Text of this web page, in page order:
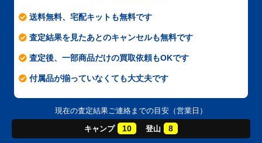
送料無料、宅配キットも無料です
査定結果を見たあとのキャンセルも無料です
査定後、一部商品だけの買取依頼もOKです
付属品が揃っていなくても大丈夫です
現在の査定結果ご連絡までの目安（営業日）
キャンプ 10 登山 8